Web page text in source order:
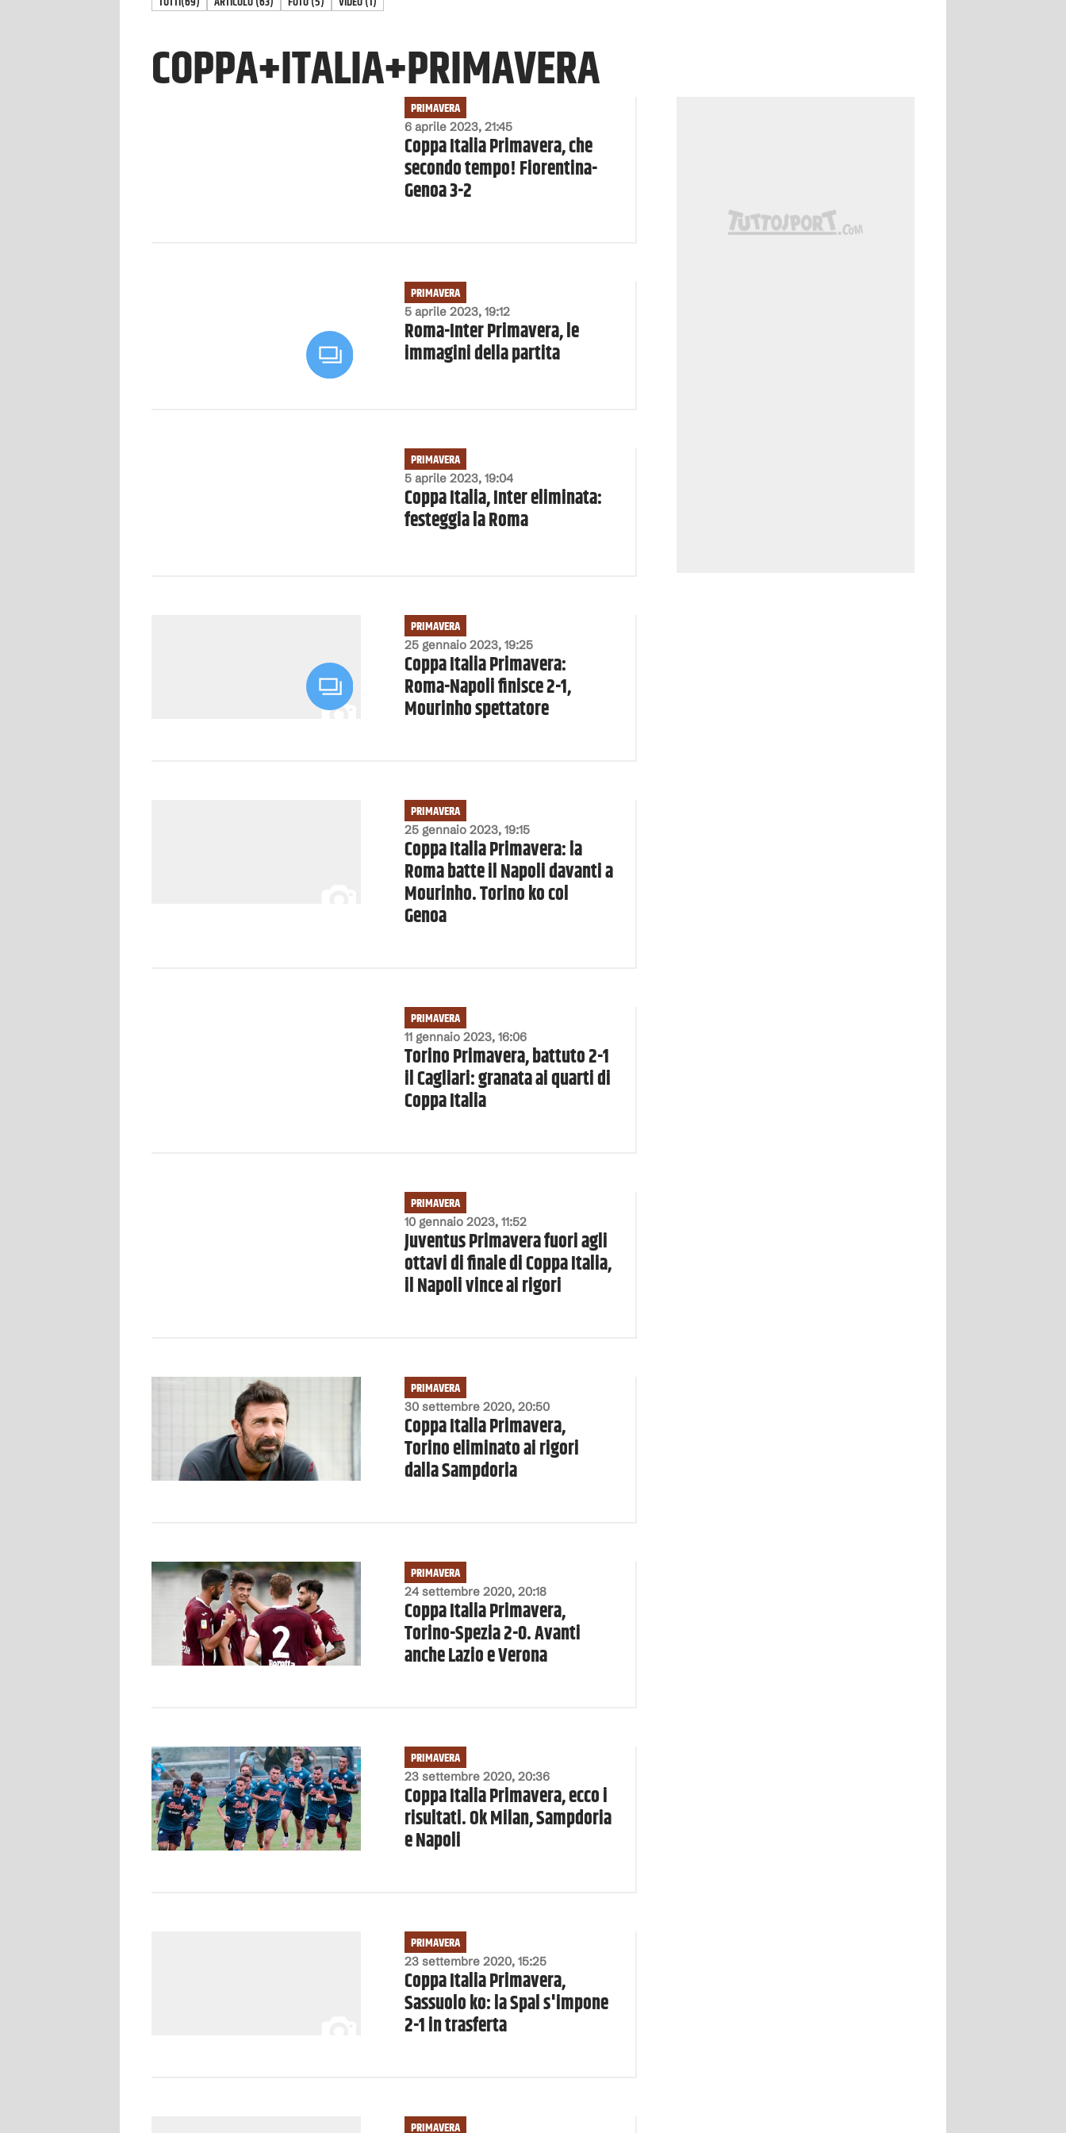
COPPA+ITALIA+PRIMAVERA
6 aprile 2023, 21:45
PRIMAVERA
Coppa Italia Primavera, che
secondo tempo! Fiorentina-
Genoa 3-2
5 aprile 2023, 19:12
PRIMAVERA
Roma-Inter Primavera, le
immagini della partita
5 aprile 2023, 19:04
PRIMAVERA
Coppa Italia, Inter eliminata:
festeggia la Roma
25 gennaio 2023, 19:25
PRIMAVERA
Coppa Italia Primavera:
Roma-Napoli finisce 2-1,
Mourinho spettatore
25 gennaio 2023, 19:15
PRIMAVERA
Coppa Italia Primavera: la
Roma batte il Napoli davanti a
Mourinho. Torino ko col
Genoa
11 gennaio 2023, 16:06
PRIMAVERA
Torino Primavera, battuto 2-1
il Cagliari: granata ai quarti di
Coppa Italia
10 gennaio 2023, 11:52
PRIMAVERA
Juventus Primavera fuori agli
ottavi di finale di Coppa Italia,
il Napoli vince ai rigori
30 settembre 2020, 20:50
PRIMAVERA
Coppa Italia Primavera,
Torino eliminato ai rigori
dalla Sampdoria
24 settembre 2020, 20:18
PRIMAVERA
Coppa Italia Primavera,
Torino-Spezia 2-0. Avanti
anche Lazio e Verona
23 settembre 2020, 20:36
PRIMAVERA
Coppa Italia Primavera, ecco i
risultati. Ok Milan, Sampdoria
e Napoli
23 settembre 2020, 15:25
PRIMAVERA
Coppa Italia Primavera,
Sassuolo ko: la Spal s'impone
2-1 in trasferta
PRIMAVERA